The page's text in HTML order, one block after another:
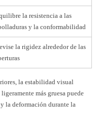
la resistencia a las
y la conformabilidad
la rigidez alrededor de las
la estabilidad visual
más gruesa puede
la deformación durante la